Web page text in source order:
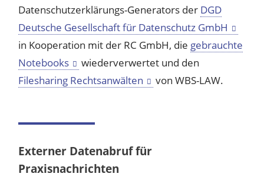
Datenschutzerklärungs-Generators der DGD
Deutsche Gesellschaft für Datenschutz GmbH
in Kooperation mit der RC GmbH, die gebrauchte
Notebooks
wiederverwertet und den
Filesharing Rechtsanwälten
von WBS-LAW.
Externer Datenabruf für
Praxisnachrichten